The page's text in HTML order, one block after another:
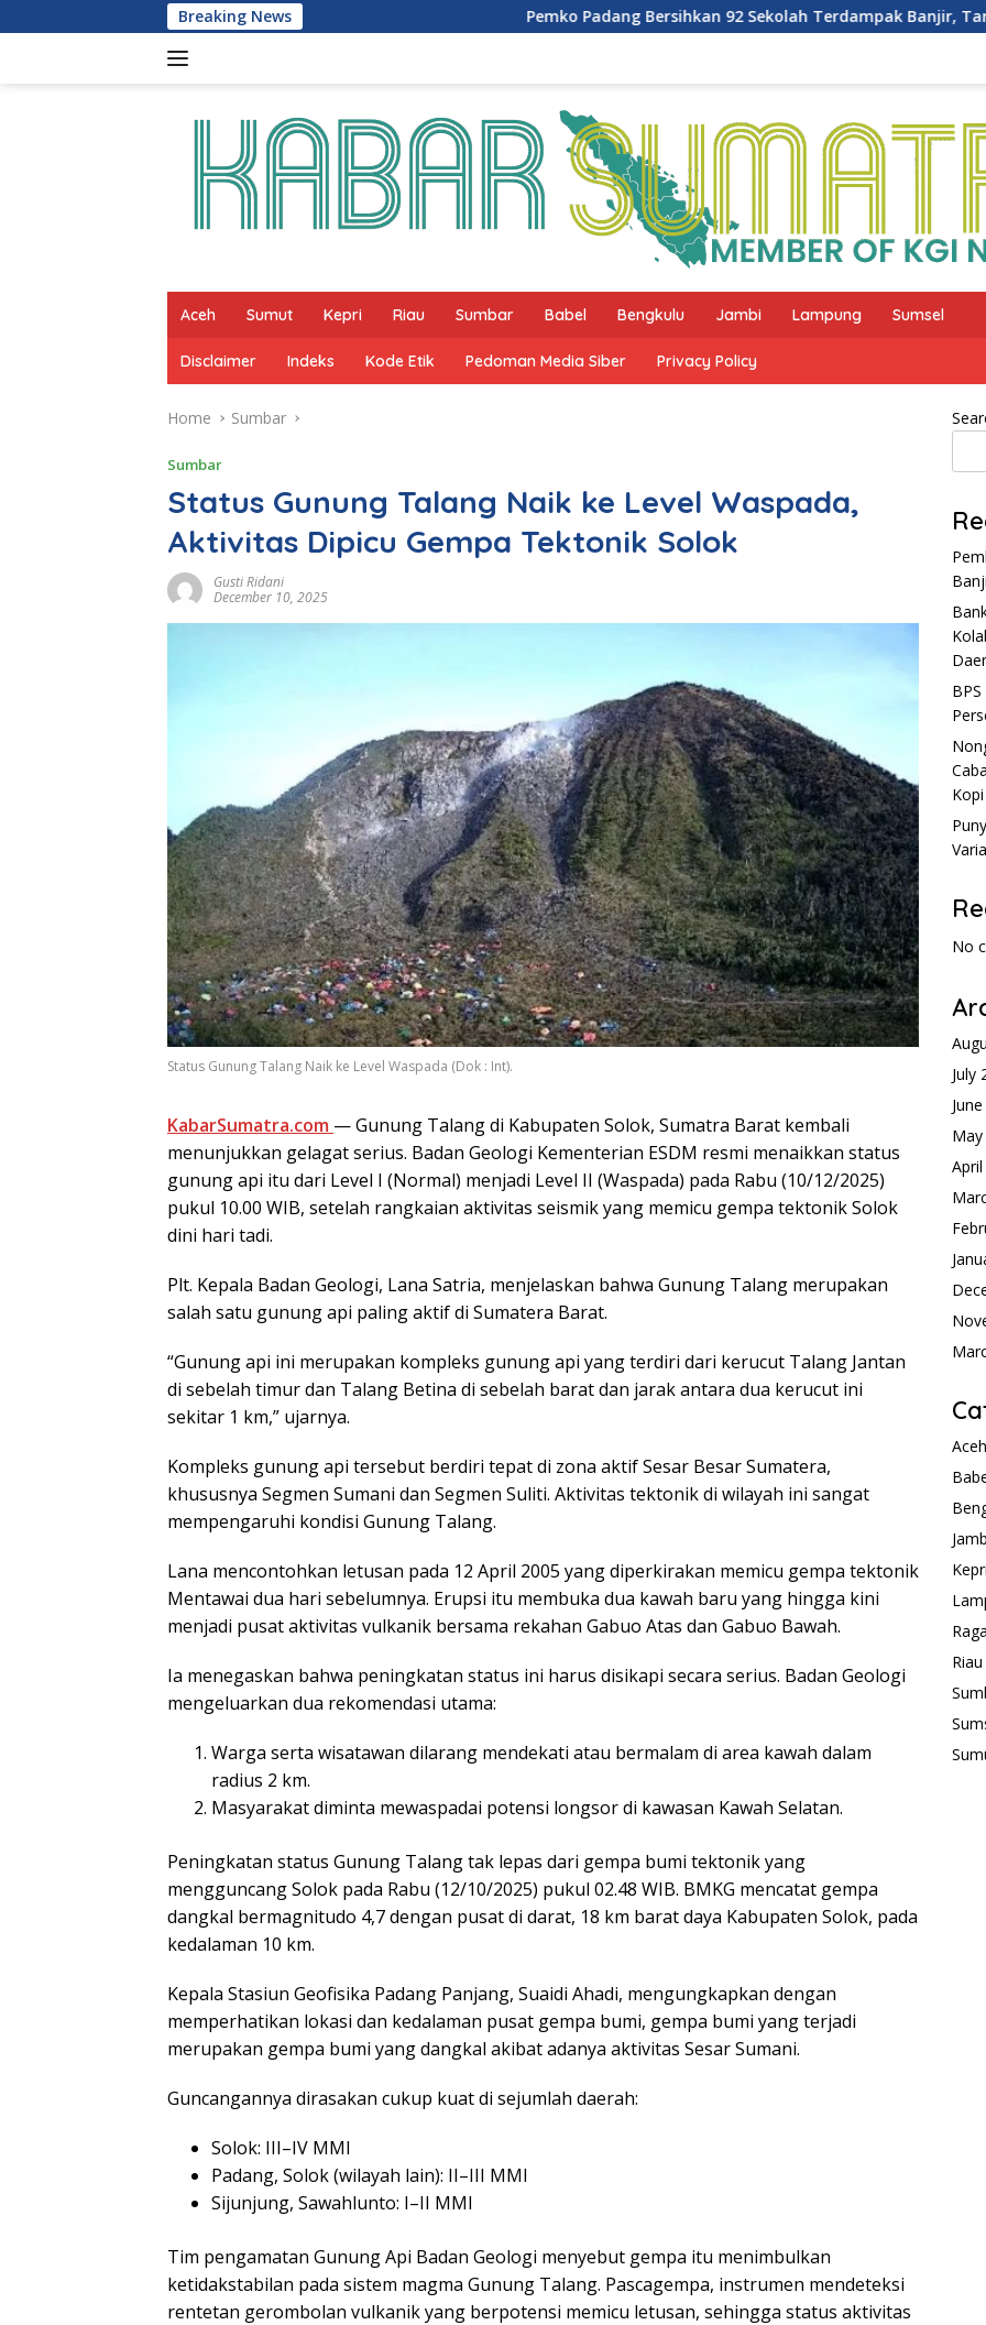
to
Breaking News Pemko Padang Bersihkan 92 Sekolah Terdampak Banjir, Target Selesai 2 Hari
Aceh Sumut Kepri Riau Sumbar Babel Bengkulu Jambi Lampung Sumsel
Disclaimer Indeks Kode Etik Pedoman Media Siber Privacy Policy
Home Sumbar
Sumbar
Status Gunung Talang Naik ke Level Waspada,
Aktivitas Dipicu Gempa Tektonik Solok
Gusti Ridani
December 10, 2025
Status Gunung Talang Naik ke Level Waspada (Dok : Int).
KabarSumatra.com — Gunung Talang di Kabupaten Solok, Sumatra Barat kembali
menunjukkan gelagat serius. Badan Geologi Kementerian ESDM resmi menaikkan status
gunung api itu dari Level I (Normal) menjadi Level II (Waspada) pada Rabu (10/12/2025)
pukul 10.00 WIB, setelah rangkaian aktivitas seismik yang memicu gempa tektonik Solok
dini hari tadi.
Plt. Kepala Badan Geologi, Lana Satria, menjelaskan bahwa Gunung Talang merupakan
salah satu gunung api paling aktif di Sumatera Barat.
“Gunung api ini merupakan kompleks gunung api yang terdiri dari kerucut Talang Jantan
di sebelah timur dan Talang Betina di sebelah barat dan jarak antara dua kerucut ini
sekitar 1 km,” ujarnya.
Kompleks gunung api tersebut berdiri tepat di zona aktif Sesar Besar Sumatera,
khususnya Segmen Sumani dan Segmen Suliti. Aktivitas tektonik di wilayah ini sangat
mempengaruhi kondisi Gunung Talang.
Lana mencontohkan letusan pada 12 April 2005 yang diperkirakan memicu gempa tektonik
Mentawai dua hari sebelumnya. Erupsi itu membuka dua kawah baru yang hingga kini
menjadi pusat aktivitas vulkanik bersama rekahan Gabuo Atas dan Gabuo Bawah.
Ia menegaskan bahwa peningkatan status ini harus disikapi secara serius. Badan Geologi
mengeluarkan dua rekomendasi utama:
Warga serta wisatawan dilarang mendekati atau bermalam di area kawah dalam
radius 2 km.
Masyarakat diminta mewaspadai potensi longsor di kawasan Kawah Selatan.
Peningkatan status Gunung Talang tak lepas dari gempa bumi tektonik yang
mengguncang Solok pada Rabu (12/10/2025) pukul 02.48 WIB. BMKG mencatat gempa
dangkal bermagnitudo 4,7 dengan pusat di darat, 18 km barat daya Kabupaten Solok, pada
kedalaman 10 km.
Kepala Stasiun Geofisika Padang Panjang, Suaidi Ahadi, mengungkapkan dengan
memperhatikan lokasi dan kedalaman pusat gempa bumi, gempa bumi yang terjadi
merupakan gempa bumi yang dangkal akibat adanya aktivitas Sesar Sumani.
Guncangannya dirasakan cukup kuat di sejumlah daerah:
Solok: III–IV MMI
Padang, Solok (wilayah lain): II–III MMI
Sijunjung, Sawahlunto: I–II MMI
Tim pengamatan Gunung Api Badan Geologi menyebut gempa itu menimbulkan
ketidakstabilan pada sistem magma Gunung Talang. Pascagempa, instrumen mendeteksi
rentetan gerombolan vulkanik yang berpotensi memicu letusan, sehingga status aktivitas
No
July
Aceh
Kepri
Riau